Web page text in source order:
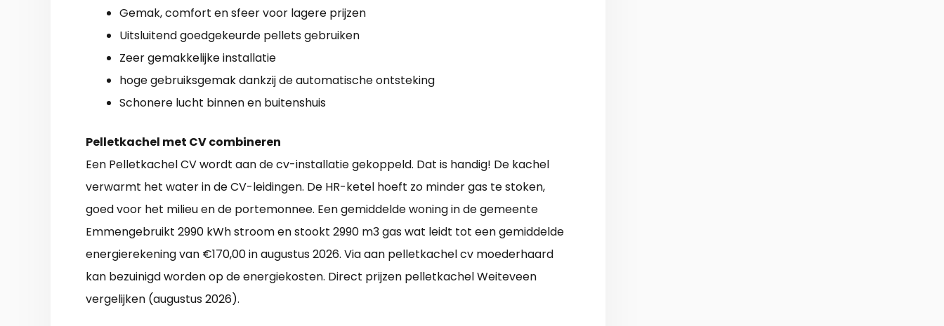
Gemak, comfort en sfeer voor lagere prijzen
Uitsluitend goedgekeurde pellets gebruiken
Zeer gemakkelijke installatie
hoge gebruiksgemak dankzij de automatische ontsteking
Schonere lucht binnen en buitenshuis
Pelletkachel met CV combineren
Een Pelletkachel CV wordt aan de cv-installatie gekoppeld. Dat is handig! De kachel
verwarmt het water in de CV-leidingen. De HR-ketel hoeft zo minder gas te stoken,
goed voor het milieu en de portemonnee. Een gemiddelde woning in de gemeente
Emmengebruikt 2990 kWh stroom en stookt 2990 m3 gas wat leidt tot een gemiddelde
energierekening van €170,00 in augustus 2026. Via aan pelletkachel cv moederhaard
kan bezuinigd worden op de energiekosten. Direct prijzen pelletkachel Weiteveen
vergelijken (augustus 2026).